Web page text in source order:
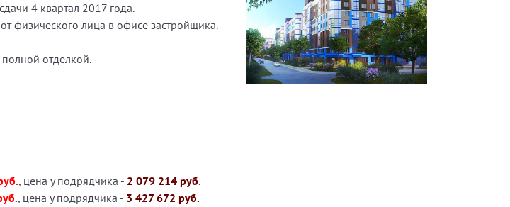
4 квартал 2017 года.
физического лица в офисе застройщика.
отделкой.
, цена у подрядчика - 2 079 214 руб.
., цена у подрядчика - 3 427 672 руб.